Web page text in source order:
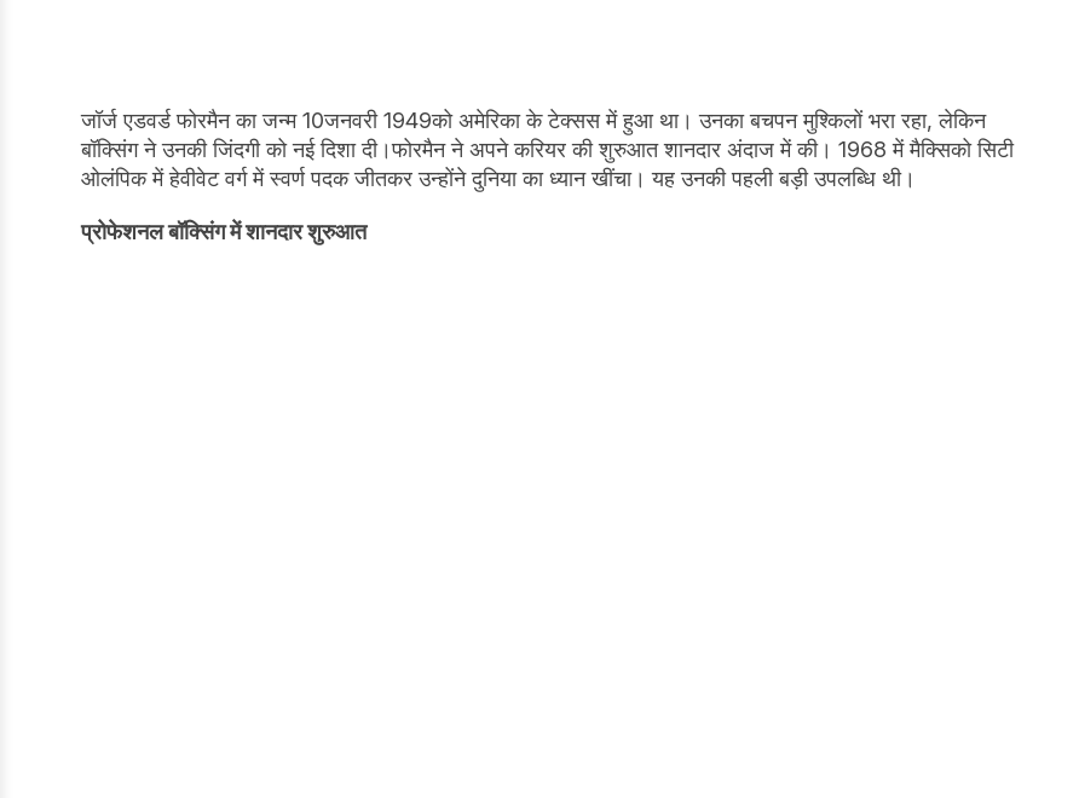
जॉर्ज एडवर्ड फोरमैन का जन्म 10जनवरी 1949को अमेरिका के टेक्सस में हुआ था। उनका बचपन मुश्किलों भरा रहा, लेकिन
बॉक्सिंग ने उनकी जिंदगी को नई दिशा दी।फोरमैन ने अपने करियर की शुरुआत शानदार अंदाज में की। 1968 में मैक्सिको सिटी
ओलंपिक में हेवीवेट वर्ग में स्वर्ण पदक जीतकर उन्होंने दुनिया का ध्यान खींचा। यह उनकी पहली बड़ी उपलब्धि थी।
प्रोफेशनल बॉक्सिंग में शानदार शुरुआत